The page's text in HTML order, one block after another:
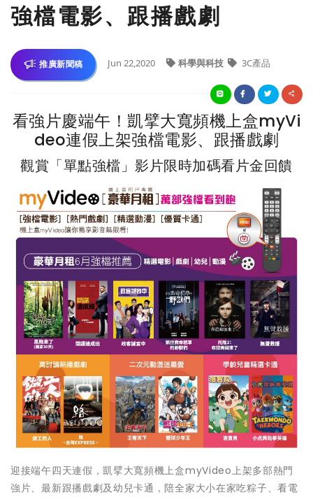
強檔電影、跟播戲劇
推廣新聞稿 Jun 22,2020 科學與科技 3C產品
看強片慶端午！凱擘大寬頻機上盒myVi
deo連假上架強檔電影、跟播戲劇
觀賞「單點強檔」影片限時加碼看片金回饋
迎接端午四天連假，凱擘大寬頻機上盒myVideo上架多部熱門
強片、最新跟播戲劇及幼兒卡通，陪全家大小在家吃粽子、看電